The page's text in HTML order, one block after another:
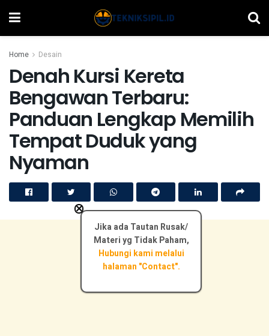
Home Desain
Denah Kursi Kereta
Bengawan Terbaru:
Panduan Lengkap Memilih
Tempat Duduk yang
Nyaman
Jika ada Tautan Rusak/
Materi yg Tidak Paham,
Hubungi kami melalui
halaman "Contact".
×